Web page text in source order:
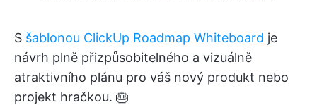
S šablonou ClickUp Roadmap Whiteboard je
návrh plně přizpůsobitelného a vizuálně
atraktivního plánu pro váš nový produkt nebo
projekt hračkou. 🎂